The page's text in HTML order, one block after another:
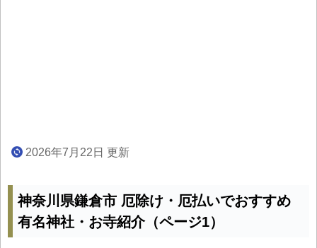
2026年7月22日 更新
神奈川県鎌倉市 厄除け・厄払いでおすすめ
有名神社・お寺紹介（ページ1）